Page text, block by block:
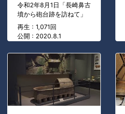
令和2年8月1日「長崎鼻古
墳から砲台跡を訪ねて」
再生 : 1,071回
公開 : 2020.8.1